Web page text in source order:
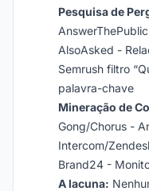
Pesquisa de
AlsoAsked -
Semrush filtro
palavra-chave
Mineração de
Gong/Chorus -
Intercom/
Brand24 -
A lacuna: